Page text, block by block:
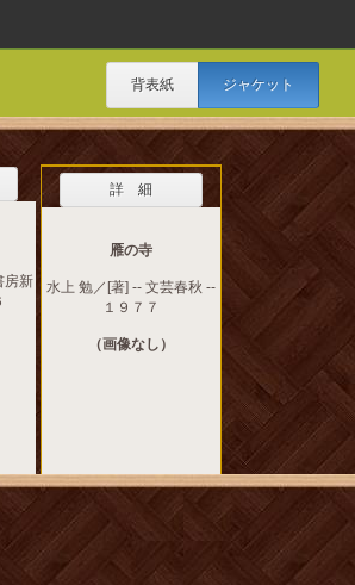
背表紙 ジャケット
房新
詳 細
雁の寺
水上 勉／[著] -- 文芸春秋 --
１９７７
（画像なし）